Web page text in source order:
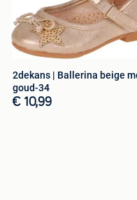
2dekans | Ballerina beige
goud-34
€ 10,99